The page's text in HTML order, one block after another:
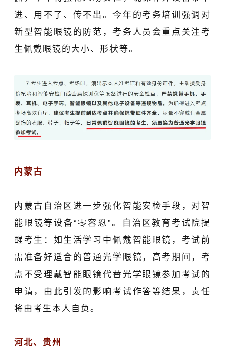
进、用不了、传不出。今年的考务培训强调对
新型智能眼镜 的防范，考务人员会重点关注考
生佩戴眼镜的大小、形状等。
内蒙古
内蒙古自治区进一步强化智能安检手段，对智
能眼镜等设备“零容忍”。自治区教育考试院提
醒考生 ：如生活学习中佩戴智能眼镜，考试前
需准备好适合的普通光学眼镜，高考期间，考
点不受理戴智能眼镜代替光学眼镜参加考试的
申请，由此引发的影响考试作答等结果，责任
将由考生本人自负。
河北、贵州